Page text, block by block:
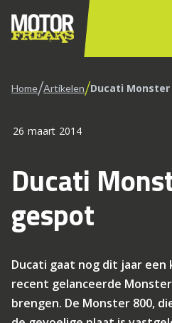
Home/Artikelen/Ducati
26 maart 2014
Ducati
gespot
Ducati gaat nog dit jaar
recent gelanceerde
brengen. De Monster 800,